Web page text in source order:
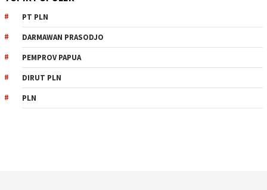
PT PLN
DARMAWAN PRASODJO
PEMPROV PAPUA
DIRUT PLN
PLN